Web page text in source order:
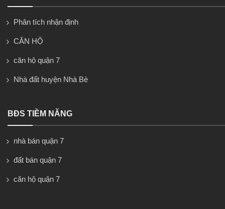
Phân tích nhận định
CĂN HỘ
căn hộ quận 7
Nhà đất huyện Nhà Bè
BĐS TIỀM NĂNG
nhà bán quận 7
đất bán quận 7
căn hộ quận 7